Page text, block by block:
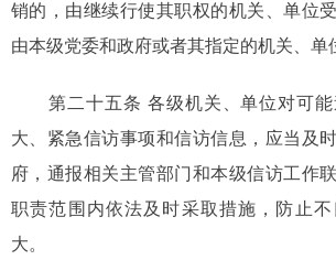
销的，由继续行使其职权的机关、单位
由本级党委和政府或者其指定的机关、单
第二十五条 各级机关、单位对可能
大、紧急信访事项和信访信息，应当及
府，通报相关主管部门和本级信访工作
职责范围内依法及时采取措施，防止
大。